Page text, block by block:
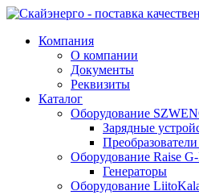
Компания
О компании
Документы
Реквизиты
Каталог
Оборудование
Зарядные
Оборудование Raise
Генераторы
Оборудование